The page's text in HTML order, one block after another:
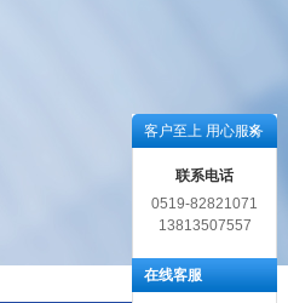
客户至上 用心服务
联系电话
0519-82821071
13813507557
在线客服